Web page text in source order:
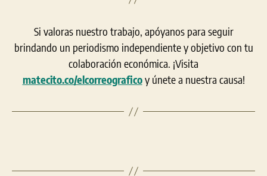
Si valoras nuestro trabajo, apóyanos para seguir
brindando un periodismo independiente y objetivo con tu
colaboración económica. ¡Visita
matecito.co/elcorreograficoy únete a nuestra causa!